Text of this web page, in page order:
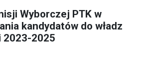
Wyborczej PTK w
kandydatów do władz
2023-2025